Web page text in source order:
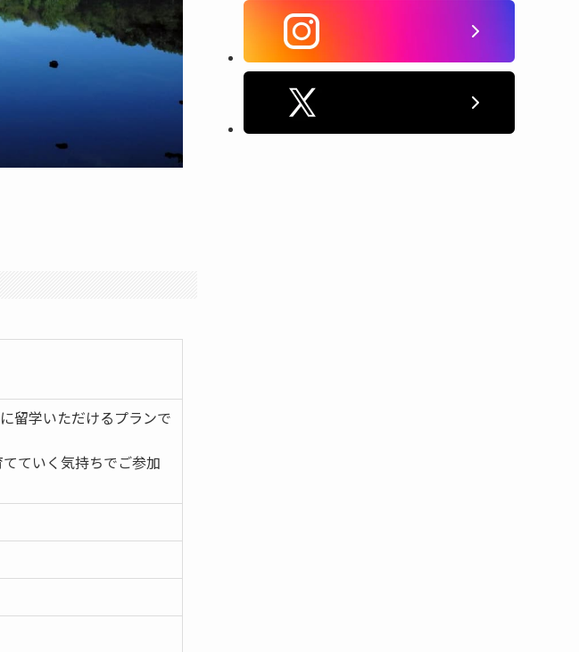
留学いただけるプランで
ていく気持ちでご参加